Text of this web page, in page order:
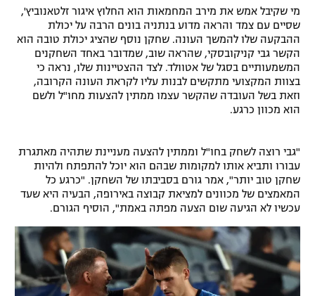
מדיניות פרטיות
תקנון פעילות ספורט 1
רשיון להקרנה פומבית לבית עסק
לוח דרושים – ג'ובנט
תגיות
גיימינג E-Sports
מי שקיבל אמש את מירב המחמאות הוא החלוץ איגור זלטאנוביץ',
שסיים עם צמד והראה מדוע בנתניה בונים הרבה על יכולת
ההבקעה שלו להמשך העונה. שחקן נוסף שהציג יכולת טובה הוא
הקשר גבי קניקובסקי, שהראה שוב, שמדובר באחד השחקנים
המשמעותיים בסגל של אטוולד. לצד ההצטיינות שלו, נראה כי
בצוות המקצועי מתקשים לבנות עליו לקראת העונה הקרובה,
וזאת בשל העובדה שהקשר עצמו ממתין להצעות מחו"ל ולשם
הוא מכוון כרגע.
"גבי רוצה לשחק בחו"ל וממתין להצעה מעניינת שתהיה מאתגרת
עבורו ותביא אותו למקומות שבהם הוא יוכל להתפתח ולהיות
שחקן טוב יותר", אמר גורם בסביבתו של השחקן. "כרגע כל
המאמצים של מכוונים למציאת קבוצה באירופה, הבעיה היא שעד
עכשיו לא הגיעה שום הצעה מפתה באמת", הוסיף הגורם.